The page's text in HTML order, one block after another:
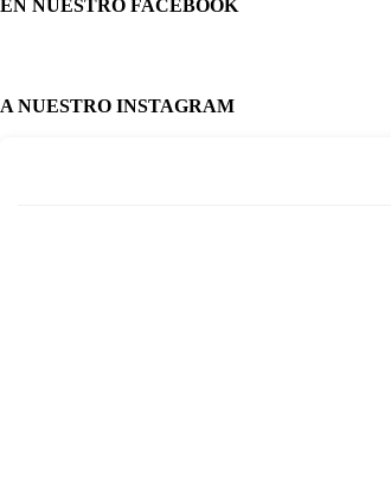
EN NUESTRO FACEBOOK
A NUESTRO INSTAGRAM